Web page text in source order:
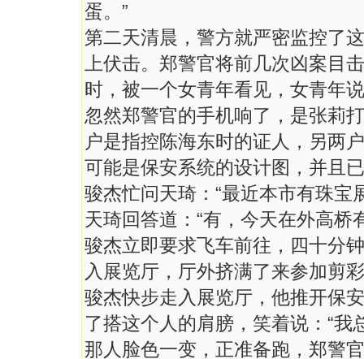
蛋。”
第二天清晨，警方就严密监控了
上伏击。郑警官将前几次凶案目
时，被一个女青年看见，女青年
忽然郑警官的手机响了，是张莉
户是指控陈海东时的证人，另两
可能是保安系统的设计图，并且
骏杰忙问天琦：“最近本市有珠宝
天琦回答道：“有，今天在外高桥
骏杰立即要求飞车前往，四十分
入展览厅，厅外挤满了来参加剪
骏杰快步走入展览厅，他推开保
了搭这个人的肩膀，笑着说：“我
那人脸色一变，正准备跑，郑警